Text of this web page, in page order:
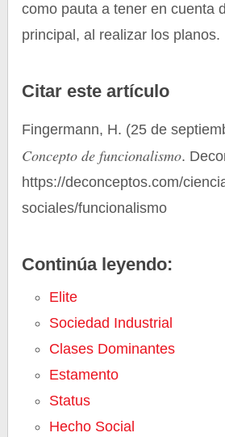
como pauta a tener en cuenta
principal, al realizar los planos.
Citar este artículo
Fingermann, H. (25 de
Concepto de funcionalismo.
https://deconceptos.com/
sociales/funcionalismo
Continúa leyendo:
Elite
Sociedad Industrial
Clases Dominantes
Estamento
Status
Hecho Social